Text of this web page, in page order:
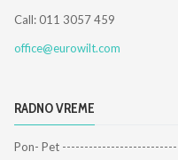
Call: 011 3057 459
office@eurowilt.com
RADNO VREME
Pon- Pet